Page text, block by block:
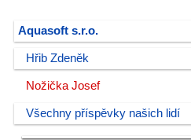
Aquasoft s.r.o.
Hřib Zdeněk
Nožička Josef
Všechny příspěvky našich lidí